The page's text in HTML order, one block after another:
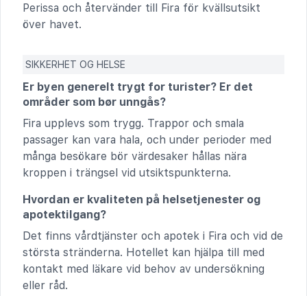
Perissa och återvänder till Fira för kvällsutsikt
över havet.
SIKKERHET OG HELSE
Er byen generelt trygt for turister? Er det
områder som bør unngås?
Fira upplevs som trygg. Trappor och smala
passager kan vara hala, och under perioder med
många besökare bör värdesaker hållas nära
kroppen i trängsel vid utsiktspunkterna.
Hvordan er kvaliteten på helsetjenester og
apotektilgang?
Det finns vårdtjänster och apotek i Fira och vid de
största stränderna. Hotellet kan hjälpa till med
kontakt med läkare vid behov av undersökning
eller råd.